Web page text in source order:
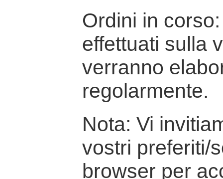
Ordini in
effettuati sulla
verranno
regolarmente.
Nota: Vi
vostri preferiti/
browser per